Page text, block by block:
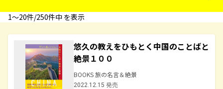
1〜20件/250件中 を表示
悠久の教えをひもとく中国のことばと
絶景１００
BOOKS 旅の名言＆絶景
2022.12.15 発売